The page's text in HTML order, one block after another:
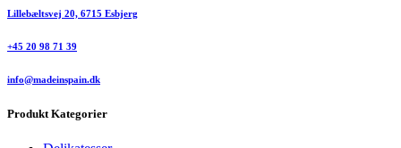
Lillebæltsvej 20, 6715 Esbjerg
+45 20 98 71 39
info@madeinspain.dk
Produkt Kategorier